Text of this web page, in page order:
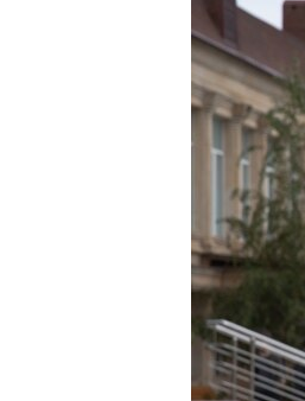
ПОДПИШИТЕСЬ НА РАССЫЛКУ